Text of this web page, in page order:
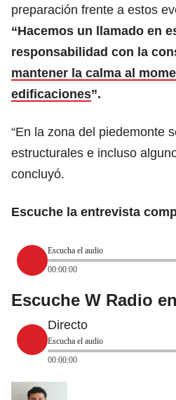
preparación frente a estos
“Hacemos un llamado en
responsabilidad con la
mantener la calma al
edificaciones”.
“En la zona del piedemonte
estructurales e incluso
concluyó.
Escuche la entrevista
Escucha el audio
00:00:00
Escuche W Radio
Directo
Escucha el audio
00:00:00